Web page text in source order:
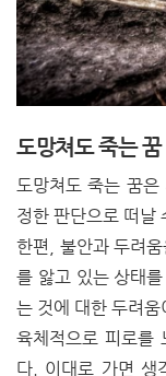
도망쳐도 죽는 꿈
도망쳐도 죽는 꿈
정한 판단으로 떠날
한편, 불안과 두려
를 앓고 있는 상태
는 것에 대한 두려
육체적으로 피로를
다. 이대로 가면 생